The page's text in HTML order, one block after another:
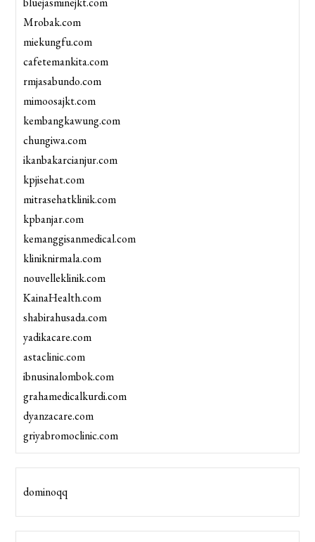
Mrobak.com
miekungfu.com
cafetemankita.com
rmjasabundo.com
mimoosajkt.com
kembangkawung.com
chungiwa.com
ikanbakarcianjur.com
kpjisehat.com
mitrasehatklinik.com
kpbanjar.com
kemanggisanmedical.com
kliniknirmala.com
nouvelleklinik.com
KainaHealth.com
shabirahusada.com
yadikacare.com
astaclinic.com
ibnusinalombok.com
grahamedicalkurdi.com
dyanzacare.com
griyabromoclinic.com
dominoqq